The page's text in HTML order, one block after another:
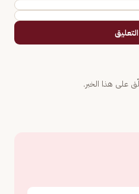
على هذا الخبر.